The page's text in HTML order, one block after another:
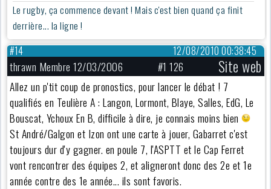
Le rugby, ça commence devant ! Mais c'est bien quand ça finit
derrière... la ligne !
12/08/2010 00:38:45
#14
thrawn Membre 12/03/2006 #1 126 Site web
Allez un p'tit coup de pronostics, pour lancer le débat ! 7
qualifiés en Teulière A : Langon, Lormont, Blaye, Salles, EdG, Le
Bouscat, Ychoux En B, difficile à dire, je connais moins bien
St André/Galgon et Izon ont une carte à jouer, Gabarret c'est
toujours dur d'y gagner. en poule 7, l'ASPTT et le Cap Ferret
vont rencontrer des équipes 2, et aligneront donc des 2e et 1e
année contre des 1e année... ils sont favoris.